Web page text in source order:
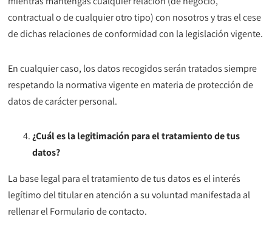
contractual o de cualquier otro tipo) con nosotros y tras el cese
de dichas relaciones de conformidad con la legislación vigente.
En cualquier caso, los datos recogidos serán tratados siempre
respetando la normativa vigente en materia de protección de
datos de carácter personal.
¿Cuál es la legitimación para el tratamiento de tus
datos?
La base legal para el tratamiento de tus datos es el interés
legítimo del titular en atención a su voluntad manifestada al
rellenar el Formulario de contacto.